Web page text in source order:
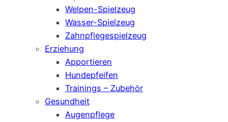
Welpen-Spielzeug
Wasser-Spielzeug
Zahnpflegespielzeug
Erziehung
Apportieren
Hundepfeifen
Trainings – Zubehör
Gesundheit
Augenpflege